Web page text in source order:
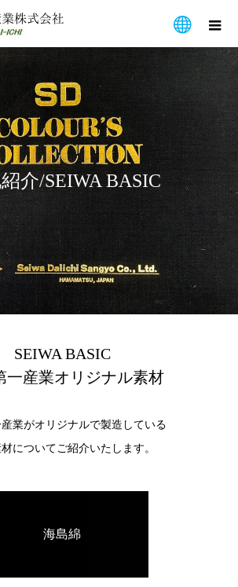
紹介/SEIWA BASIC
SEIWA BASIC
一産業オリジナル素材
業がオリジナルで製造している
についてご紹介いたします。
海島綿